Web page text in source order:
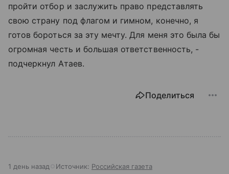
пройти отбор и заслужить право представлять
свою страну под флагом и гимном, конечно, я
готов бороться за эту мечту. Для меня это была бы
огромная честь и большая ответственность, -
подчеркнул Атаев.
Поделиться
1 день назад Источник: Российская газета